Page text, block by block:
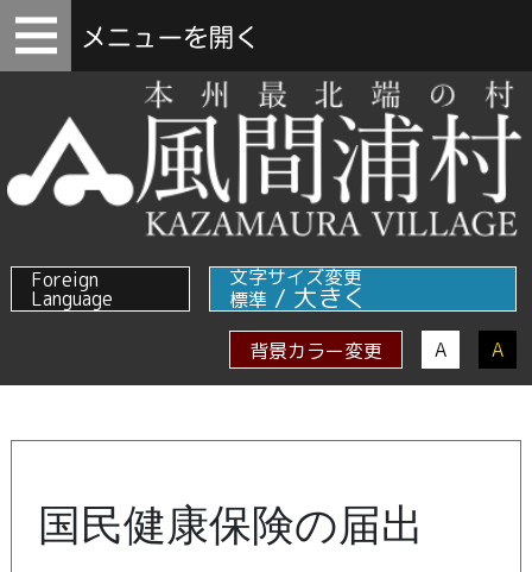
Foreign
Language
文字サイズ変更
標準 / 大きく
背景カラー変更 A A
国民健康保険の届出